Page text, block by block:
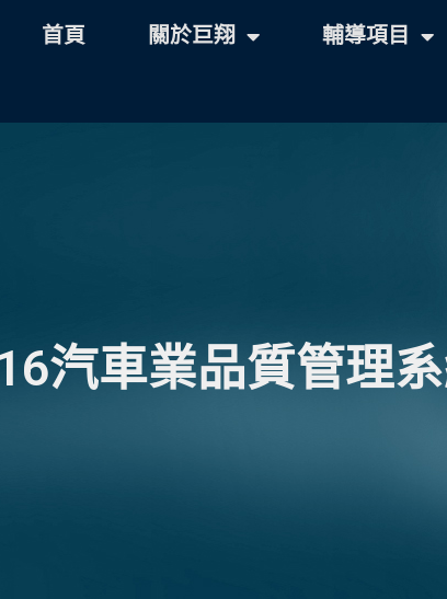
首頁 關於巨翔 輔導項目
汽車業品質管理